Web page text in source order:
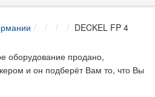
DECKEL FP 4
оборудование продано,
и он подберёт Вам то, что Вы